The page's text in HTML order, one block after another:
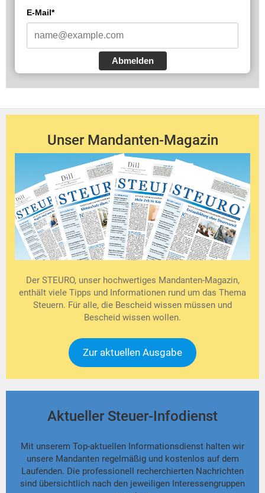
E-Mail*
Abmelden
Unser Mandanten-Magazin
Der STEURO, unser hochwertiges Mandanten-Magazin,
enthält viele Tipps und Informationen rund um das Thema
Steuern. Für alle, die Bescheid wissen müssen und
Bescheid wissen wollen.
Zur aktuellen Ausgabe
Aktueller Steuer-Infodienst
Mit unserem Top-aktuellen Informationsdienst halten wir
unsere Mandanten regelmäßig und kostenlos auf dem
Laufenden. Die professionell recherchierten Nachrichten
sind übersichtlich nach den jeweiligen Interessengruppen